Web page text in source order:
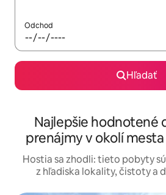
Odchod
Hľadať
Najlepšie hodnotené
prenájmy v okolí
Hostia sa zhodli: tieto pobyty
z hľadiska lokality, čistoty a